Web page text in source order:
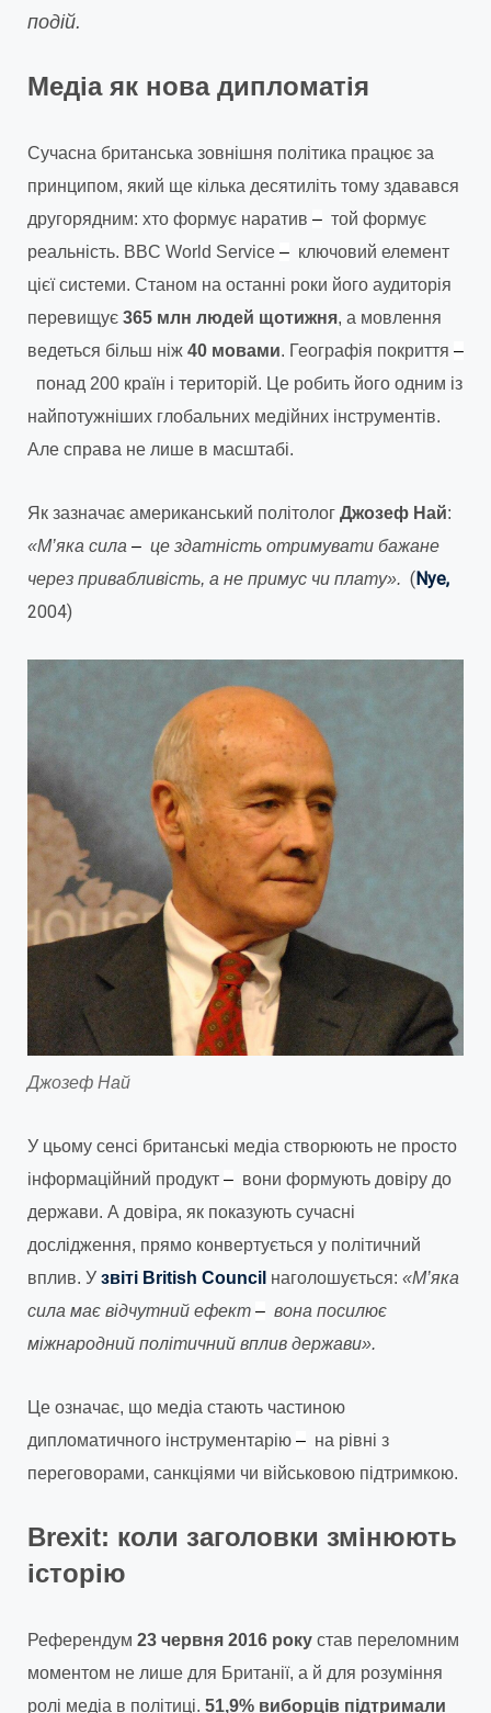
подій.
Медіа як нова дипломатія
Сучасна британська зовнішня політика працює за
принципом, який ще кілька десятиліть тому здавався
другорядним: хто формує наратив – той формує
реальність. BBC World Service – ключовий елемент
цієї системи. Станом на останні роки його аудиторія
перевищує 365 млн людей щотижня, а мовлення
ведеться більш ніж 40 мовами. Географія покриття –
понад 200 країн і територій. Це робить його одним із
найпотужніших глобальних медійних інструментів.
Але справа не лише в масштабі.
Як зазначає американський політолог Джозеф Най:
«М’яка сила – це здатність отримувати бажане
через привабливість, а не примус чи плату». (Nye,
2004)
Джозеф Най
У цьому сенсі британські медіа створюють не просто
інформаційний продукт – вони формують довіру до
держави. А довіра, як показують сучасні
дослідження, прямо конвертується у політичний
вплив. У звіті British Council наголошується: «М’яка
сила має відчутний ефект – вона посилює
міжнародний політичний вплив держави».
Це означає, що медіа стають частиною
дипломатичного інструментарію – на рівні з
переговорами, санкціями чи військовою підтримкою.
Brexit: коли заголовки змінюють
історію
Референдум 23 червня 2016 року став переломним
моментом не лише для Британії, а й для розуміння
ролі медіа в політиці. 51,9% виборців підтримали